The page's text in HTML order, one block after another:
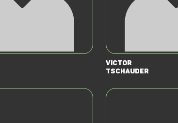
Victor
Tschauder